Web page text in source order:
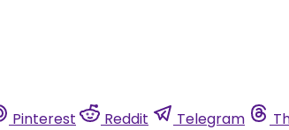
Pinterest Reddit Telegram